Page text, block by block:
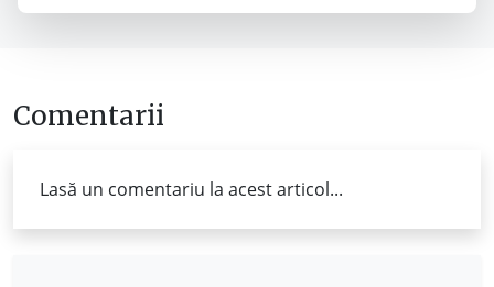
Comentarii
Lasă un comentariu la acest articol...